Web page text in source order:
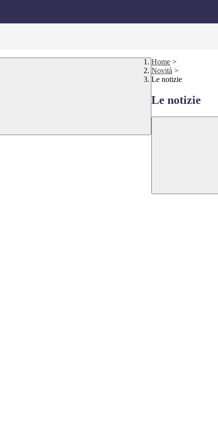
Home >
Novità >
Le notizie
Le notizie